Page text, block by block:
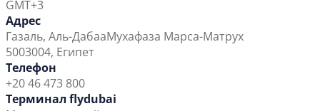
GMT+3
Адрес
Газаль, Аль-ДабааМухафаза Марса-Матрух
5003004, Египет
Телефон
+20 46 473 800
Терминал flydubai